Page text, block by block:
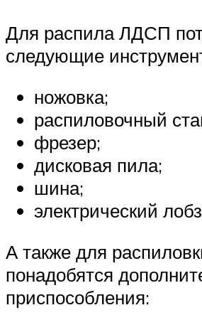
Для распила ЛДСП
следующие
ножовка;
распиловочный
фрезер;
дисковая пила;
шина;
электрический
А также для
понадобятся
приспособления: